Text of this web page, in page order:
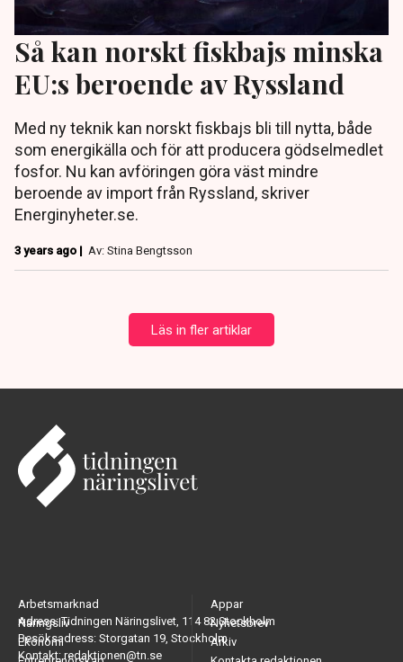
Så kan norskt fiskbajs minska
EU:s beroende av Ryssland
Med ny teknik kan norskt fiskbajs bli till nytta, både
som energikälla och för att producera gödselmedlet
fosfor. Nu kan avföringen göra väst mindre
beroende av import från Ryssland, skriver
Energinyheter.se.
3 years ago | Av: Stina Bengtsson
Läs in fler artiklar
Adress: Tidningen Näringslivet, 114 82 Stockholm
Besöksadress: Storgatan 19, Stockholm
Kontakt: redaktionen@tn.se
Arbetsmarknad
Näringsliv
Ekonomi
Appar
Nyhetsbrev
Arkiv